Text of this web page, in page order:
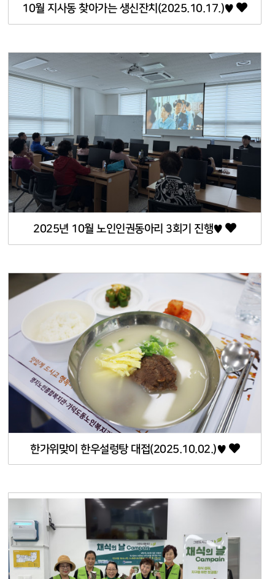
10월 지사동 찾아가는 생신잔치(2025.10.17.)♥
2025년 10월 노인인권동아리 3회기 진행♥
한가위맞이 한우설렁탕 대접(2025.10.02.)♥